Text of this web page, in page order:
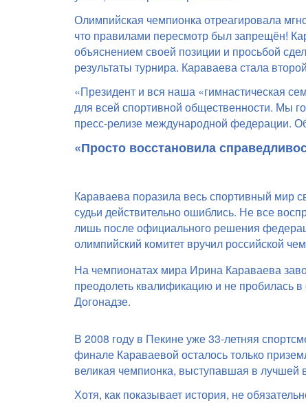
Олимпийская чемпионка отреагировала
что правилами пересмотр был запрещён!
объяснением своей позиции и просьбой
результаты турнира. Караваева стала
«Президент и вся наша «гимнастическая
для всей спортивной общественности. Мы
пресс-релизе международной федерации.
«Просто восстановила
Караваева поразила весь спортивный мир
судьи действительно ошиблись. Не все
лишь после официального решения
олимпийский комитет вручил российской
На чемпионатах мира Ирина Караваева
преодолеть квалификацию и не пробилась
Догонадзе.
В 2008 году в Пекине уже 33-летняя
финале Караваевой осталось только
великая чемпионка, выступавшая в лучшей
Хотя, как показывает история, не